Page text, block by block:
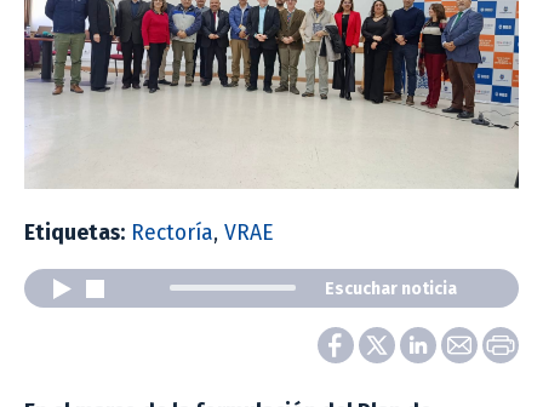
Etiquetas: Rectoría, VRAE
Escuchar noticia